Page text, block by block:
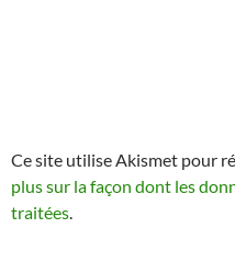
Ce site utilise Akismet pour
plus sur la façon dont les
traitées.